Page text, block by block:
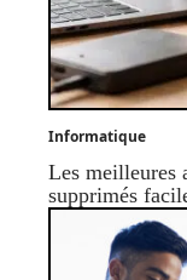
Informatique
Les meilleures
supprimés